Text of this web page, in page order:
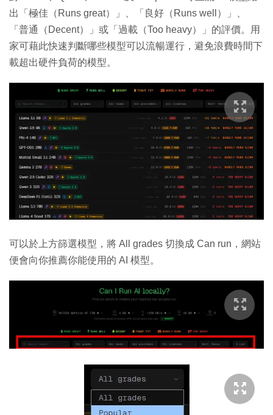
出「極佳（Runs great）」、「良好（Runs well）」、
「普通（Decent）」或「過載（Too heavy）」的評價。用
家可藉此快速判斷哪些模型可以流暢運行，避免浪費時間下
載超出硬件負荷的模型。
可以於上方篩選模型，將 All grades 切換成 Can run，網站
便會向你推薦你能使用的 AI 模型。